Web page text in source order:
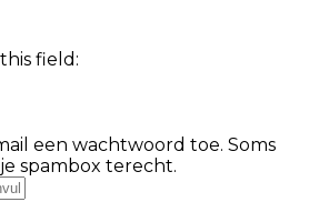
field:
een wachtwoord toe. Soms
spambox terecht.